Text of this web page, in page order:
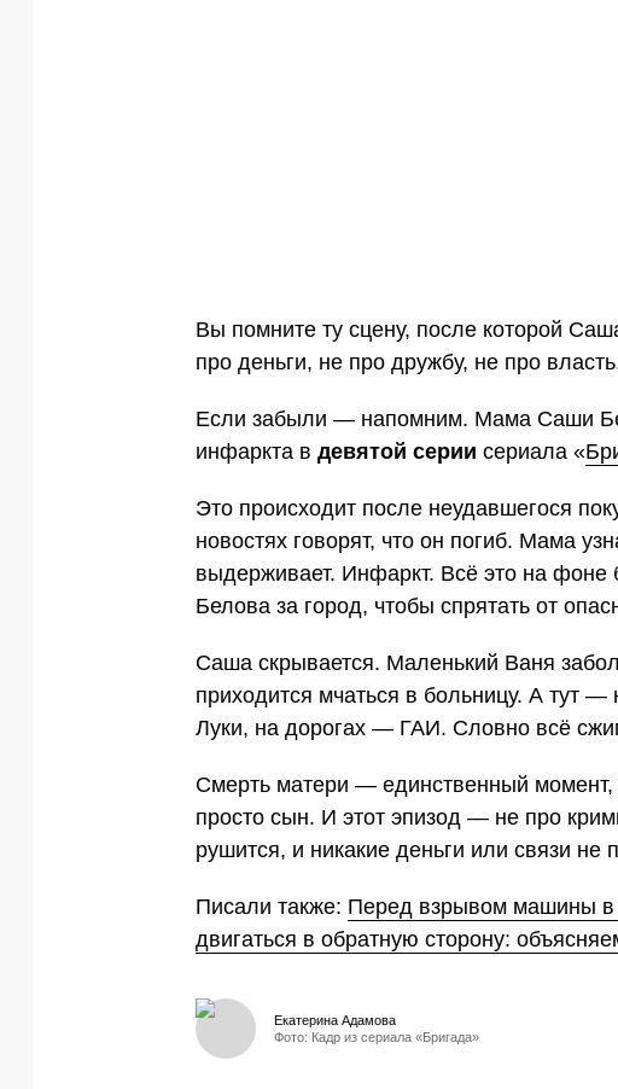
Вы помните ту сцену, после которой
про деньги, не про дружбу, не про
Если забыли — напомним. Мама Саши
инфаркта в девятой серии сериала «
Это происходит после неудавшегося
новостях говорят, что он погиб. Мама
выдерживает. Инфаркт. Всё это на фоне
Белова за город, чтобы спрятать от
Саша скрывается. Маленький Ваня
приходится мчаться в больницу. А тут
Луки, на дорогах — ГАИ. Словно всё
Смерть матери — единственный
просто сын. И этот эпизод — не про
рушится, и никакие деньги или связи не
Писали также: Перед взрывом машины в
двигаться в обратную сторону:
Фото: Кадр из сериала «Бригада»
Екатерина Адамова